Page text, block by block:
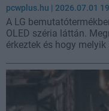
pcwplus.hu | 2026.07.01
A LG
OLED széria láttán.
érkeztek és hogy